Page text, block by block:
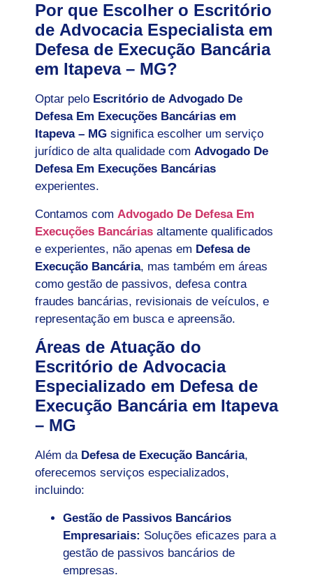
Por que Escolher o Escritório
de Advocacia Especialista em
Defesa de Execução Bancária
em Itapeva – MG?
Optar pelo Escritório de Advogado De
Defesa Em Execuções Bancárias em
Itapeva – MG significa escolher um serviço
jurídico de alta qualidade com Advogado De
Defesa Em Execuções Bancárias
experientes.
Contamos com Advogado De Defesa Em
Execuções Bancárias altamente qualificados
e experientes, não apenas em Defesa de
Execução Bancária, mas também em áreas
como gestão de passivos, defesa contra
fraudes bancárias, revisionais de veículos, e
representação em busca e apreensão.
Áreas de Atuação do
Escritório de Advocacia
Especializado em Defesa de
Execução Bancária em Itapeva
– MG
Além da Defesa de Execução Bancária,
oferecemos serviços especializados,
incluindo:
Gestão de Passivos Bancários
Empresariais: Soluções eficazes para a
gestão de passivos bancários de
empresas.